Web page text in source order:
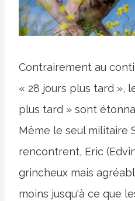
Contrairement au
« 28 jours plus tard »,
plus tard » sont
Même le seul militaire
rencontrent, Eric
grincheux mais
moins jusqu'à ce que